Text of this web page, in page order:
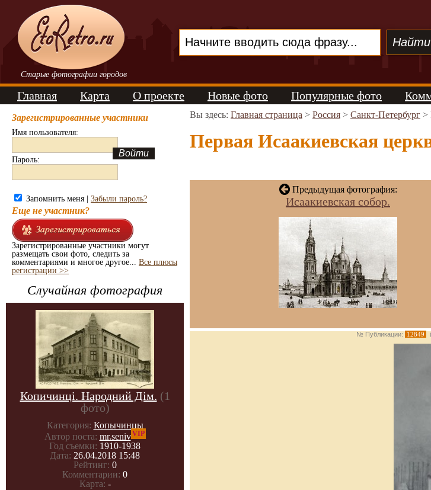
Старые фотографии городов
Главная Карта О проекте Новые фото Популярные фото
Зарегистрированные участники
Имя пользователя:
Пароль:
Запомнить меня | Забыли пароль?
Еще не участник?
Зарегистрированные участники могут
размещать свои фото, следить за
комментариями и многое другое... Все плюсы
регистрации >>
Случайная фотография
Копичинці. Народний Дім. (1
фото)
Категория: Копычинцы
Автор поста: mr.senivVIP
Год съемки: 1910-1938
Дата: 26.04.2018 15:48
Рейтинг: 0
Комментарии: 0
Карта: -
Вы здесь: Главная страница > Россия > Санкт-Петербург >
Первая Исаакиевская
Предыдущая фотография:
Исаакиевская собор.
№ Публикации: 12849